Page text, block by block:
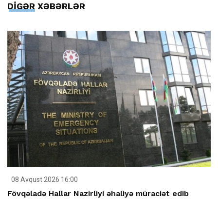
DİGƏR XƏBƏRLƏR
08 Avqust 2026 16:00
Fövqəladə Hallar Nazirliyi əhaliyə müraciət edib